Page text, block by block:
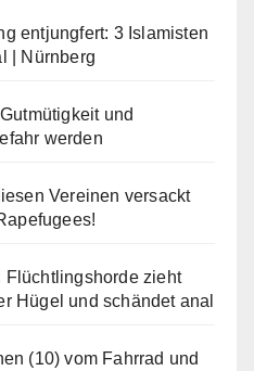
entjungfert: 3 Islamisten
| Nürnberg
und
werden
Vereinen versackt
Flüchtlingshorde zieht
Hügel und schändet anal
(10) vom Fahrrad und